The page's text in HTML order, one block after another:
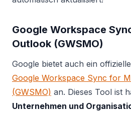
Google Workspace
Outlook (GWSMO)
Google bietet auch ein
Google Workspace Sync for
(GWSMO) an. Dieses Tool ist
Unternehmen und